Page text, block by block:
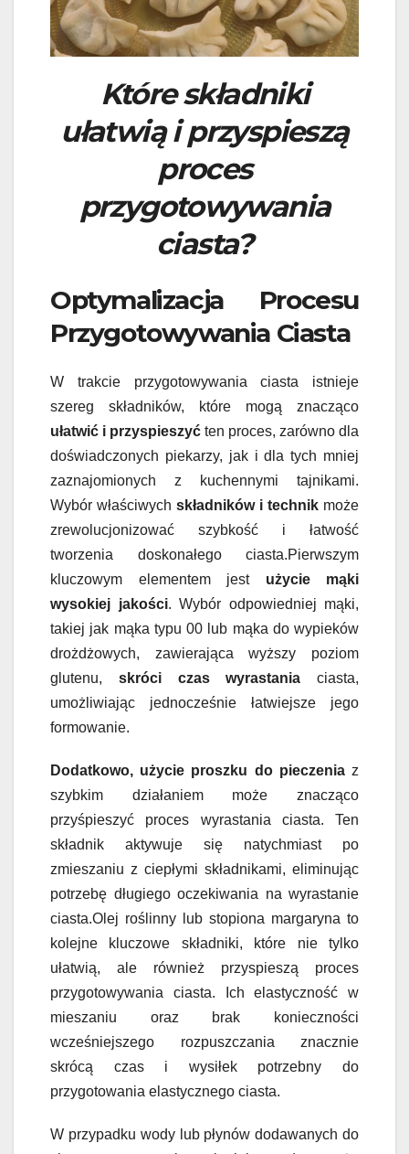
Które składniki
ułatwią i przyspieszą
proces
przygotowywania
ciasta?
Optymalizacja Procesu
Przygotowywania Ciasta
W trakcie przygotowywania ciasta istnieje
szereg składników, które mogą znacząco
ułatwić i przyspieszyć ten proces, zarówno dla
doświadczonych piekarzy, jak i dla tych mniej
zaznajomionych z kuchennymi tajnikami.
Wybór właściwych składników i technik może
zrewolucjonizować szybkość i łatwość
tworzenia doskonałego ciasta.Pierwszym
kluczowym elementem jest użycie mąki
wysokiej jakości. Wybór odpowiedniej mąki,
takiej jak mąka typu 00 lub mąka do wypieków
drożdżowych, zawierająca wyższy poziom
glutenu, skróci czas wyrastania ciasta,
umożliwiając jednocześnie łatwiejsze jego
formowanie.
Dodatkowo, użycie proszku do pieczeniaz
szybkim działaniem może znacząco
przyśpieszyć proces wyrastania ciasta. Ten
składnik aktywuje się natychmiast po
zmieszaniu z ciepłymi składnikami, eliminując
potrzebę długiego oczekiwania na wyrastanie
ciasta.Olej roślinny lub stopiona margaryna to
kolejne kluczowe składniki, które nie tylko
ułatwią, ale również przyspieszą proces
przygotowywania ciasta. Ich elastyczność w
mieszaniu oraz brak konieczności
wcześniejszego rozpuszczania znacznie
skrócą czas i wysiłek potrzebny do
przygotowania elastycznego ciasta.
W przypadku wody lub płynów dodawanych do